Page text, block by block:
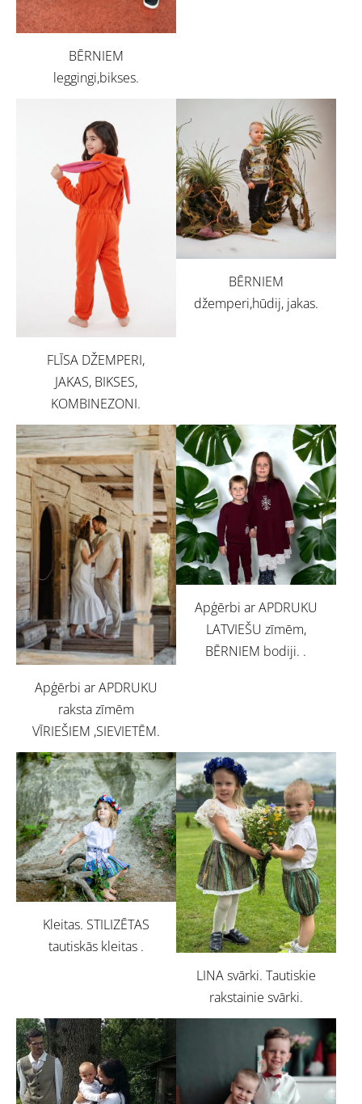
BĒRNIEM
leggingi,bikses.
FLĪSA DŽEMPERI,
JAKAS, BIKSES,
KOMBINEZONI.
BĒRNIEM
džemperi,hūdij, jakas.
Apģērbi ar APDRUKU
raksta zīmēm
VĪRIEŠIEM ,SIEVIETĒM.
Apģērbi ar APDRUKU
LATVIEŠU zīmēm,
BĒRNIEM bodiji. .
Kleitas. STILIZĒTAS
tautiskās kleitas .
LINA svārki. Tautiskie
rakstainie svārki.